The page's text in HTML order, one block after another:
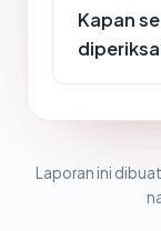
Kapan
Laporan ini